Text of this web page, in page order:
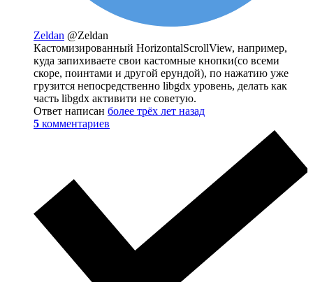
Zeldan @Zeldan
Кастомизированный HorizontalScrollView, например,
куда запихиваете свои кастомные кнопки(со всеми
скоре, поинтами и другой ерундой), по нажатию уже
грузится непосредственно libgdx уровень, делать как
часть libgdx активити не советую.
Ответ написан более трёх лет назад
5 комментариев